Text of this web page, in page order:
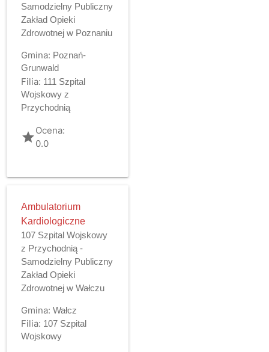
Samodzielny Publiczny
Zakład Opieki
Zdrowotnej w Poznaniu
Gmina: Poznań-
Grunwald
Filia: 111 Szpital
Wojskowy z
Przychodnią
gradeOcena:
0.0
Ambulatorium
Kardiologiczne
107 Szpital Wojskowy
z Przychodnią -
Samodzielny Publiczny
Zakład Opieki
Zdrowotnej w Wałczu
Gmina: Wałcz
Filia: 107 Szpital
Wojskowy